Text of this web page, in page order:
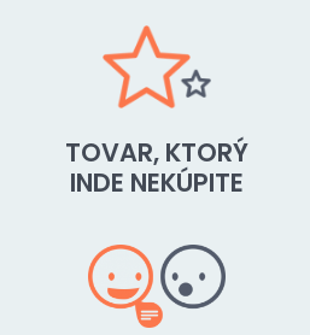
TOVAR, KTORÝ
INDE NEKÚPITE